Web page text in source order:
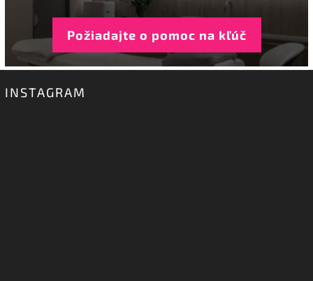
Požiadajte o pomoc na kľúč
INSTAGRAM